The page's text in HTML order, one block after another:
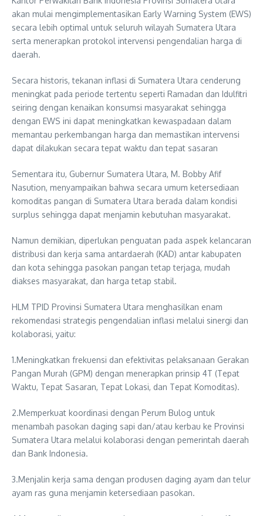
akan mulai mengimplementasikan Early Warning System (EWS)
secara lebih optimal untuk seluruh wilayah Sumatera Utara
serta menerapkan protokol intervensi pengendalian harga di
daerah.
Secara historis, tekanan inflasi di Sumatera Utara cenderung
meningkat pada periode tertentu seperti Ramadan dan Idulfitri
seiring dengan kenaikan konsumsi masyarakat sehingga
dengan EWS ini dapat meningkatkan kewaspadaan dalam
memantau perkembangan harga dan memastikan intervensi
dapat dilakukan secara tepat waktu dan tepat sasaran
Sementara itu, Gubernur Sumatera Utara, M. Bobby Afif
Nasution, menyampaikan bahwa secara umum ketersediaan
komoditas pangan di Sumatera Utara berada dalam kondisi
surplus sehingga dapat menjamin kebutuhan masyarakat.
Namun demikian, diperlukan penguatan pada aspek kelancaran
distribusi dan kerja sama antardaerah (KAD) antar kabupaten
dan kota sehingga pasokan pangan tetap terjaga, mudah
diakses masyarakat, dan harga tetap stabil.
HLM TPID Provinsi Sumatera Utara menghasilkan enam
rekomendasi strategis pengendalian inflasi melalui sinergi dan
kolaborasi, yaitu:
1.Meningkatkan frekuensi dan efektivitas pelaksanaan Gerakan
Pangan Murah (GPM) dengan menerapkan prinsip 4T (Tepat
Waktu, Tepat Sasaran, Tepat Lokasi, dan Tepat Komoditas).
2.Memperkuat koordinasi dengan Perum Bulog untuk
menambah pasokan daging sapi dan/atau kerbau ke Provinsi
Sumatera Utara melalui kolaborasi dengan pemerintah daerah
dan Bank Indonesia.
3.Menjalin kerja sama dengan produsen daging ayam dan telur
ayam ras guna menjamin ketersediaan pasokan.